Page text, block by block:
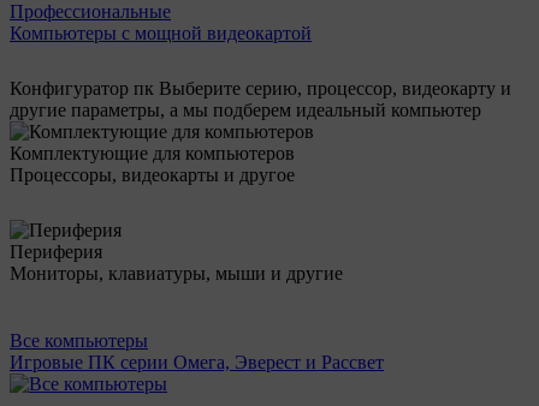
Профессиональные
Компьютеры с мощной видеокартой
Конфигуратор пк Выберите серию, процессор, видеокарту и
другие параметры, а мы подберем идеальный компьютер
Комплектующие для компьютеров
Процессоры, видеокарты и другое
Периферия
Мониторы, клавиатуры, мыши и другие
Все компьютеры
Игровые ПК серии Омега, Эверест и Рассвет